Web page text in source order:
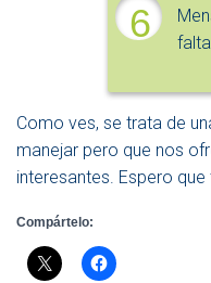
6
Como ves, se trata de
manejar pero que nos
interesantes. Espero que
Compártelo: